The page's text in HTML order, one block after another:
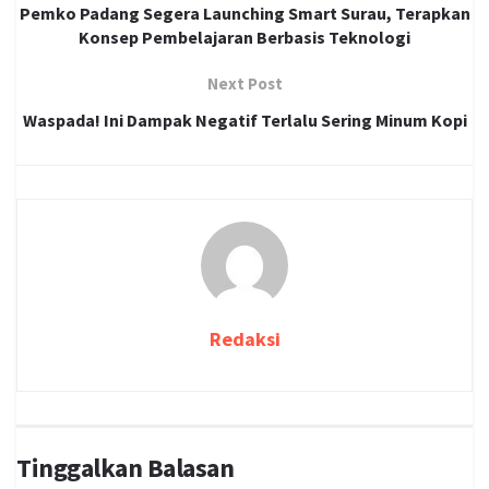
Pemko Padang Segera Launching Smart Surau, Terapkan
Konsep Pembelajaran Berbasis Teknologi
Next Post
Waspada! Ini Dampak Negatif Terlalu Sering Minum Kopi
Redaksi
Tinggalkan Balasan